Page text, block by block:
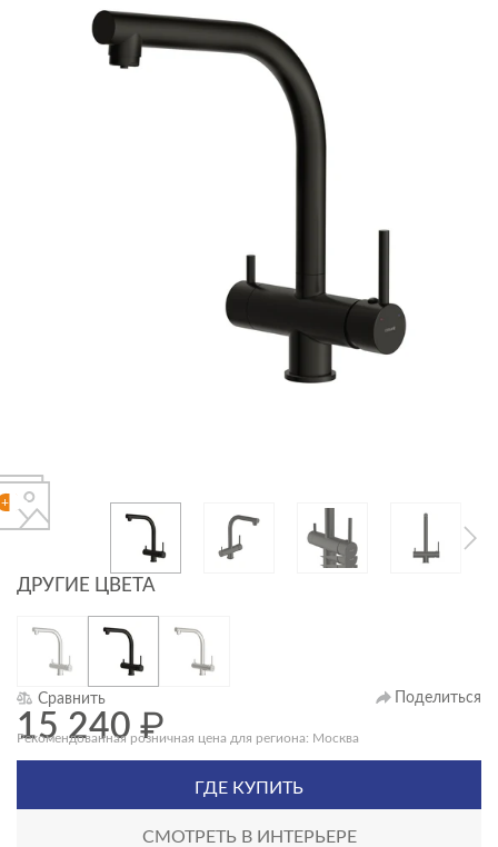
+1
ДРУГИЕ ЦВЕТА
Сравнить Поделиться
15 240₽
Рекомендованная розничная цена для региона: Москва
ГДЕ КУПИТЬ
СМОТРЕТЬ В ИНТЕРЬЕРЕ